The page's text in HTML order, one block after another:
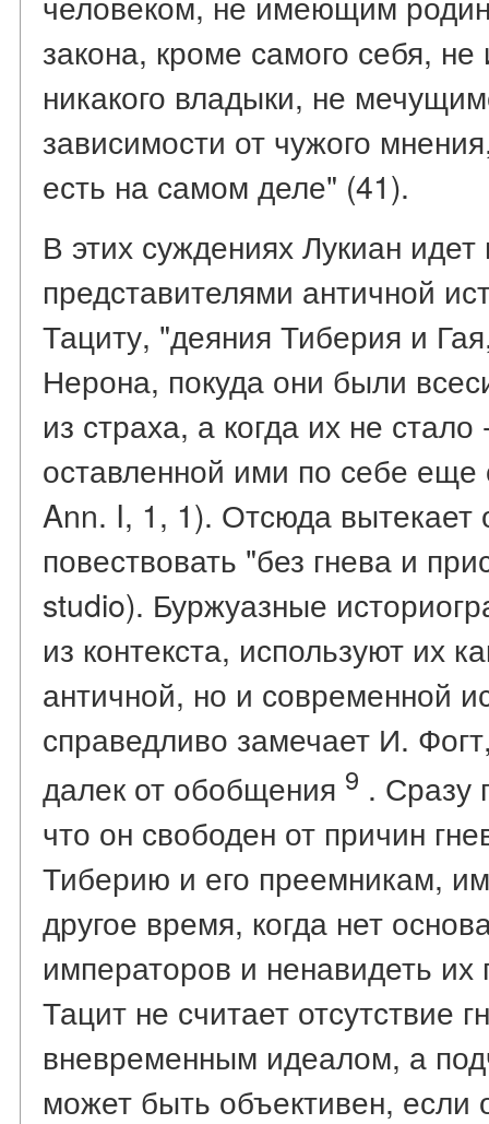
закона, кроме самого себя,
никакого владыки, не
зависимости от чужого
есть на самом деле" (41).
В этих суждениях Лукиан
представителями античной
Тациту, "деяния Тиберия и
Нерона, покуда они были
из страха, а когда их не
оставленной ими по себе
Ann. I, 1, 1). Отсюда
повествовать "без гнева и
studio). Буржуазные
из контекста, используют их
античной, но и современной
справедливо замечает И.
далек от обобщения 9 . Сразу
что он свободен от причин
Тиберию и его преемникам,
другое время, когда нет
императоров и ненавидеть
Тацит не считает отсутствие
вневременным идеалом, а
может быть объективен, если